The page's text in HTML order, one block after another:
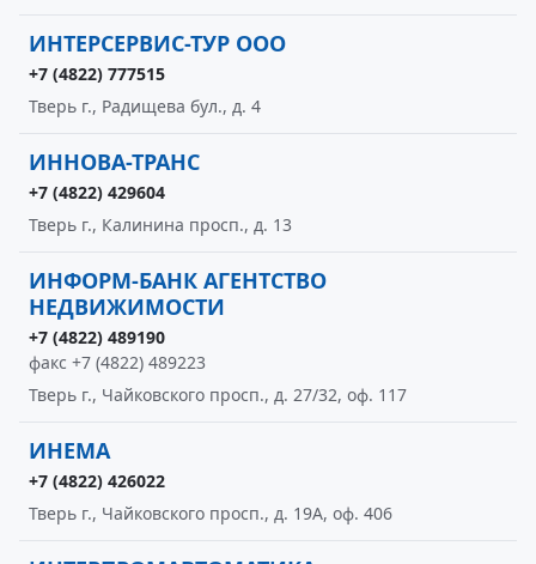
ИНТЕРСЕРВИС-ТУР ООО
+7 (4822) 777515
Тверь г., Радищева бул., д. 4
ИННОВА-ТРАНС
+7 (4822) 429604
Тверь г., Калинина просп., д. 13
ИНФОРМ-БАНК АГЕНТСТВО
НЕДВИЖИМОСТИ
+7 (4822) 489190
факс +7 (4822) 489223
Тверь г., Чайковского просп., д. 27/32, оф. 117
ИНЕМА
+7 (4822) 426022
Тверь г., Чайковского просп., д. 19А, оф. 406